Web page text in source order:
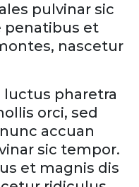
pulvinar sic
penatibus et
nascetur
pharetra
orci, sed
accuan
sic tempor.
et magnis dis